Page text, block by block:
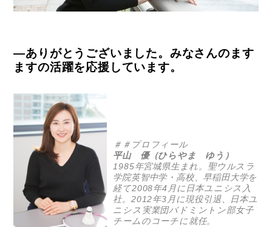
―ありがとうございました。みなさんのます
ますの活躍を応援しています。
＃＃プロフィール
平山 優（ひらやま ゆう）
1985年宮城県生まれ。聖ウルスラ
学院英智中学・高校、早稲田大学を
経て2008年4月に日本ユニシス入
社。2012年3月に現役引退、日本ユ
ニシス実業団バドミントン部女子
チームのコーチに就任。